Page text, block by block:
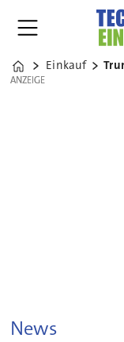
Home
Einkauf
ANZEIGE
ANZEIGE
News